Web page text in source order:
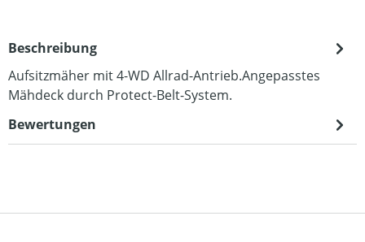
Beschreibung
Aufsitzmäher mit 4-WD Allrad-Antrieb.Angepasstes
Mähdeck durch Protect-Belt-System.
Bewertungen